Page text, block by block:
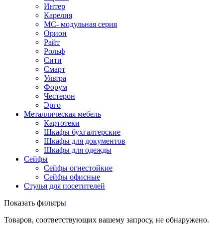
Интер
Карелия
МС- модульная серия
Орион
Райт
Рольф
Сити
Смарт
Ультра
Форум
Честерон
Эрго
Металлическая мебель
Картотеки
Шкафы бухгалтерские
Шкафы для документов
Шкафы для одежды
Сейфы
Сейфы огнестойкие
Сейфы офисные
Стулья для посетителей
Показать фильтры
Товаров, соответствующих вашему запросу, не обнаружено.